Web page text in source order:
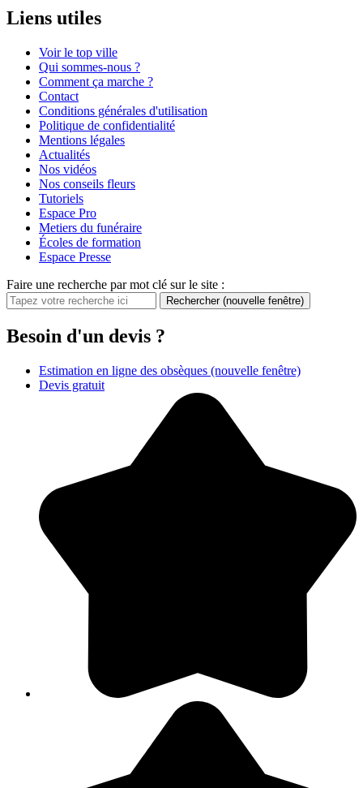
Liens utiles
Voir le top ville
Qui sommes-nous ?
Comment ça marche ?
Contact
Conditions générales d'utilisation
Politique de confidentialité
Mentions légales
Actualités
Nos vidéos
Nos conseils fleurs
Tutoriels
Espace Pro
Metiers du funéraire
Écoles de formation
Espace Presse
Faire une recherche par mot clé sur le site :
Rechercher (nouvelle fenêtre)
Besoin d'un devis ?
Estimation en ligne des obsèques (nouvelle fenêtre)
Devis gratuit